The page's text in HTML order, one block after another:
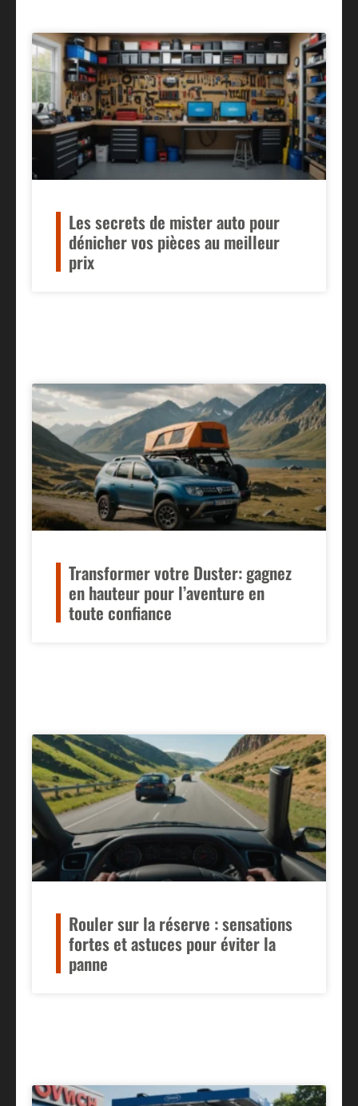
Les secrets de mister auto pour
dénicher vos pièces au meilleur
prix
Transformer votre Duster: gagnez
en hauteur pour l’aventure en
toute confiance
Rouler sur la réserve : sensations
fortes et astuces pour éviter la
panne